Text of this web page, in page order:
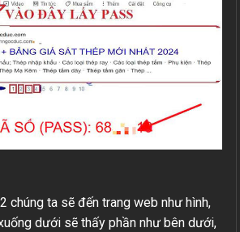
chúng ta sẽ đến trang web như hình,
dưới sẽ thấy phần như bên dưới,